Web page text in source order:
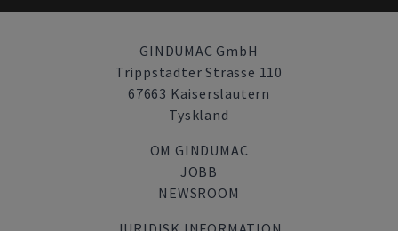
GINDUMAC GmbH
Trippstadter Strasse 110
67663 Kaiserslautern
Tyskland
OM GINDUMAC
JOBB
NEWSROOM